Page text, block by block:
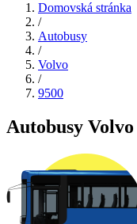
Domovská stránka
/
Autobusy
/
Volvo
/
9500
Autobusy